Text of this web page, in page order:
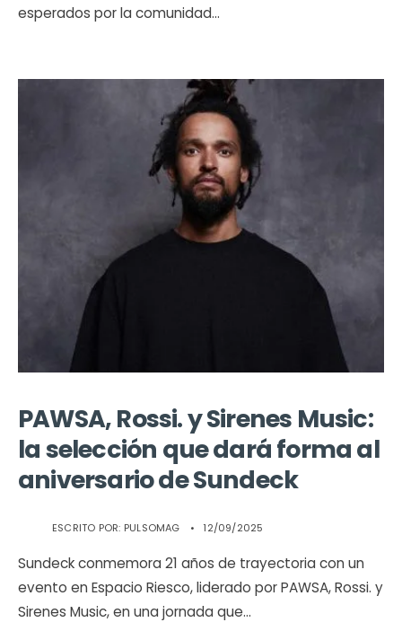
esperados por la comunidad...
PAWSA, Rossi. y Sirenes Music:
la selección que dará forma al
aniversario de Sundeck
ESCRITO POR: PULSOMAG • 12/09/2025
Sundeck conmemora 21 años de trayectoria con un
evento en Espacio Riesco, liderado por PAWSA, Rossi. y
Sirenes Music, en una jornada que...